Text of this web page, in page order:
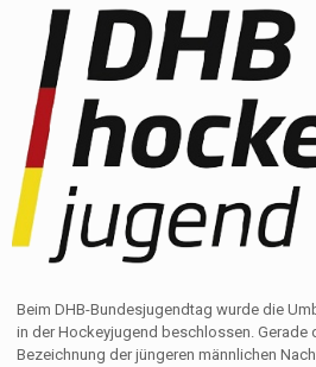
Beim DHB-Bundesjugendtag wurde die
in der Hockeyjugend beschlossen. Gerade
Bezeichnung der jüngeren männlichen